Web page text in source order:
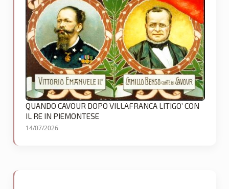
QUANDO CAVOUR DOPO VILLAFRANCA LITIGO’ CON
IL RE IN PIEMONTESE
14/07/2026